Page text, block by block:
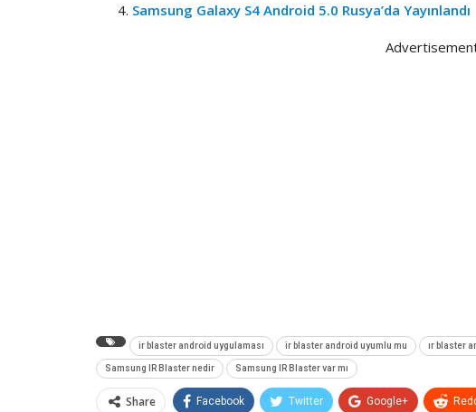
Samsung Galaxy S4 Android 5.0 Rusya’da Yayınlandı
ir blaster android uygulaması ir blaster android uyumlu mu ır blaster
Samsung IR Blaster nedir Samsung IR Blaster var mı
Share Facebook Twitter Google+